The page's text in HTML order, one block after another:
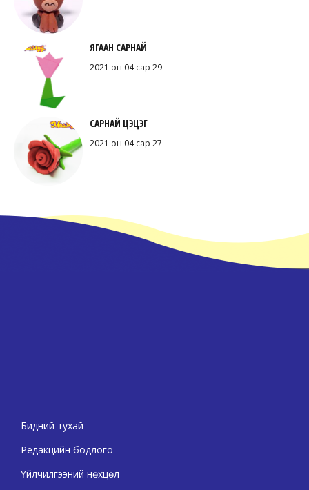
ЯГААН САРНАЙ
2021 он 04 сар 29
САРНАЙ ЦЭЦЭГ
2021 он 04 сар 27
Бидний тухай
Редакцийн бодлого
Үйлчилгээний нөхцөл